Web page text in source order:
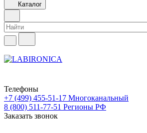
Каталог
Телефоны
+7 (499) 455-51-17 Многоканальный
8 (800) 511-77-51 Регионы РФ
Заказать звонок